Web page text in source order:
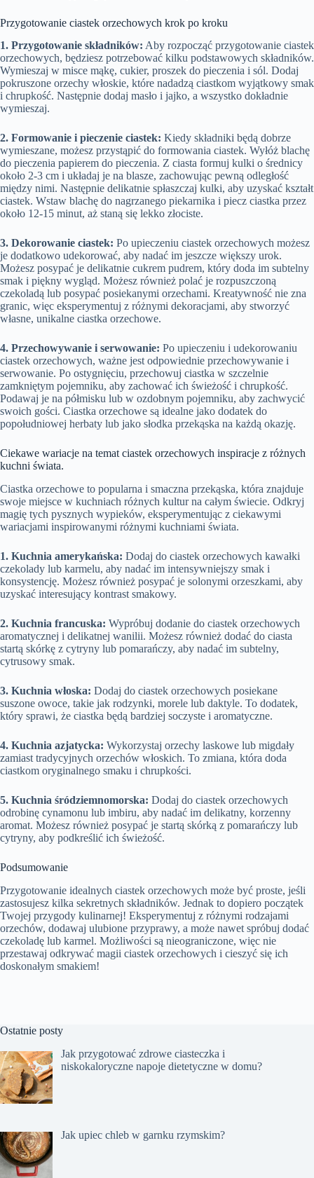
Przygotowanie ciastek orzechowych krok po kroku
1. Przygotowanie składników: Aby rozpocząć przygotowanie ciastek
orzechowych, będziesz potrzebować kilku podstawowych składników.
Wymieszaj w misce mąkę, cukier, proszek do pieczenia i sól. Dodaj
pokruszone orzechy włoskie, które nadadzą ciastkom wyjątkowy smak
i chrupkość. Następnie dodaj masło i jajko, a wszystko dokładnie
wymieszaj.
2. Formowanie i pieczenie ciastek: Kiedy składniki będą dobrze
wymieszane, możesz przystąpić do formowania ciastek. Wyłóż blachę
do pieczenia papierem do pieczenia. Z ciasta formuj kulki o średnicy
około 2-3 cm i układaj je na blasze, zachowując pewną odległość
między nimi. Następnie delikatnie spłaszczaj kulki, aby uzyskać kształt
ciastek. Wstaw blachę do nagrzanego piekarnika i piecz ciastka przez
około 12-15 minut, aż staną się lekko złociste.
3. Dekorowanie ciastek: Po upieczeniu ciastek orzechowych możesz
je dodatkowo udekorować, aby nadać im jeszcze większy urok.
Możesz posypać je delikatnie cukrem pudrem, który doda im subtelny
smak i piękny wygląd. Możesz również polać je rozpuszczoną
czekoladą lub posypać posiekanymi orzechami. Kreatywność nie zna
granic, więc eksperymentuj z różnymi dekoracjami, aby stworzyć
własne, unikalne ciastka orzechowe.
4. Przechowywanie i serwowanie: Po upieczeniu i udekorowaniu
ciastek orzechowych, ważne jest odpowiednie przechowywanie i
serwowanie. Po ostygnięciu, przechowuj ciastka w szczelnie
zamkniętym pojemniku, aby zachować ich świeżość i chrupkość.
Podawaj je na półmisku lub w ozdobnym pojemniku, aby zachwycić
swoich gości. Ciastka orzechowe są idealne jako dodatek do
popołudniowej herbaty lub jako słodka przekąska na każdą okazję.
Ciekawe wariacje na temat ciastek orzechowych inspiracje z różnych
kuchni świata.
Ciastka orzechowe to popularna i smaczna przekąska, która znajduje
swoje miejsce w kuchniach różnych kultur na całym świecie. Odkryj
magię tych pysznych wypieków, eksperymentując z ciekawymi
wariacjami inspirowanymi różnymi kuchniami świata.
1. Kuchnia amerykańska: Dodaj do ciastek orzechowych kawałki
czekolady lub karmelu, aby nadać im intensywniejszy smak i
konsystencję. Możesz również posypać je solonymi orzeszkami, aby
uzyskać interesujący kontrast smakowy.
2. Kuchnia francuska: Wypróbuj dodanie do ciastek orzechowych
aromatycznej i delikatnej wanilii. Możesz również dodać do ciasta
startą skórkę z cytryny lub pomarańczy, aby nadać im subtelny,
cytrusowy smak.
3. Kuchnia włoska: Dodaj do ciastek orzechowych posiekane
suszone owoce, takie jak rodzynki, morele lub daktyle. To dodatek,
który sprawi, że ciastka będą bardziej soczyste i aromatyczne.
4. Kuchnia azjatycka: Wykorzystaj orzechy laskowe lub migdały
zamiast tradycyjnych orzechów włoskich. To zmiana, która doda
ciastkom oryginalnego smaku i chrupkości.
5. Kuchnia śródziemnomorska: Dodaj do ciastek orzechowych
odrobinę cynamonu lub imbiru, aby nadać im delikatny, korzenny
aromat. Możesz również posypać je startą skórką z pomarańczy lub
cytryny, aby podkreślić ich świeżość.
Podsumowanie
Przygotowanie idealnych ciastek orzechowych może być proste, jeśli
zastosujesz kilka sekretnych składników. Jednak to dopiero początek
Twojej przygody kulinarnej! Eksperymentuj z różnymi rodzajami
orzechów, dodawaj ulubione przyprawy, a może nawet spróbuj dodać
czekoladę lub karmel. Możliwości są nieograniczone, więc nie
przestawaj odkrywać magii ciastek orzechowych i cieszyć się ich
doskonałym smakiem!
Ostatnie posty
Jak przygotować zdrowe ciasteczka i
niskokaloryczne napoje dietetyczne w domu?
Jak upiec chleb w garnku rzymskim?